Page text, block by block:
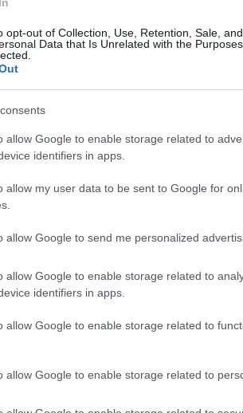
opt-out of Collection, Use, Retention, Sale,
Data that Is Unrelated with the
allow Google to enable storage related to
identifiers in apps.
allow my user data to be sent to Google for
allow Google to send me personalized
allow Google to enable storage related to
identifiers in apps.
allow Google to enable storage related to
allow Google to enable storage related to
Αυτό που κάνουμε στην
απαντήσεις για όλα τα
κάνουμε»είπε χαρακτηριστικά
σημείωσε επίσης ότι το
δεν μπορεί να παράξει
τις αυθαίρετες διεκδικήσεις
νομοθεσία, τη νομοθεσία
με τη νομιμοποίηση της
προθέσεων ή οραμάτων
μας σχέσεις. Αυτό
τι συνεπάγεται ουσιαστικά το
ότι η Τουρκία έχει
της Θάλασσας (UNCLOS).
αυτές αποτελούν μέρος